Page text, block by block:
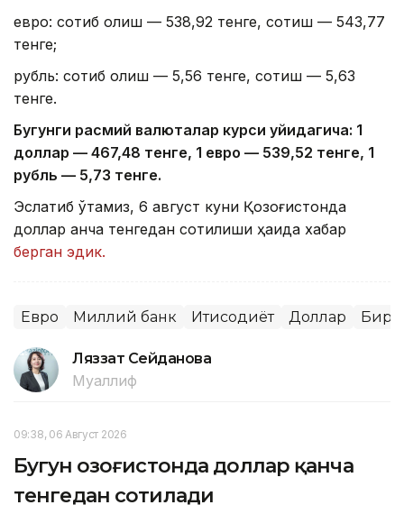
евро: сотиб олиш — 538,92 тенге, сотиш — 543,77
тенге;
рубль: сотиб олиш — 5,56 тенге, сотиш — 5,63
тенге.
Бугунги расмий валюталар курси қуйидагича: 1
доллар — 467,48 тенге, 1 евро — 539,52 тенге, 1
рубль — 5,73 тенге.
Эслатиб ўтамиз, 6 август куни Қозоғистонда
доллар қанча тенгедан сотилиши ҳақида хабар
берган эдик.
Евро Миллий банк Иқтисодиёт Доллар
Ляззат Сейданова
Муаллиф
09:38, 06 Август 2026
Бугун Қозоғистонда доллар қанча
тенгедан сотилади